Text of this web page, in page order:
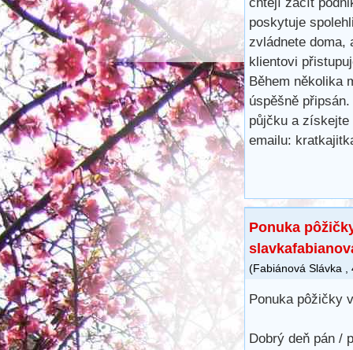
poskytuje
zvládnete doma,
klientovi
Během několika
úspěšně
půjčku a získejte
emailu:
Ponuka
(Fabiánová Slávka ,
Ponuka pôžičky
Dobrý deň pán /